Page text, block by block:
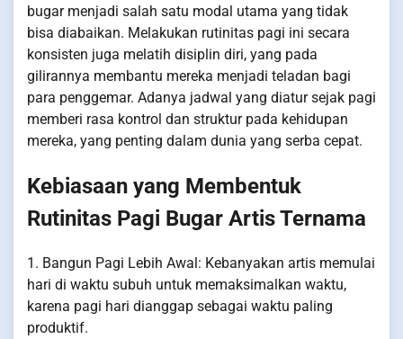
bugar menjadi salah satu modal utama yang tidak
bisa diabaikan. Melakukan rutinitas pagi ini secara
konsisten juga melatih disiplin diri, yang pada
gilirannya membantu mereka menjadi teladan bagi
para penggemar. Adanya jadwal yang diatur sejak pagi
memberi rasa kontrol dan struktur pada kehidupan
mereka, yang penting dalam dunia yang serba cepat.
Kebiasaan yang Membentuk
Rutinitas Pagi Bugar Artis Ternama
1. Bangun Pagi Lebih Awal: Kebanyakan artis memulai
hari di waktu subuh untuk memaksimalkan waktu,
karena pagi hari dianggap sebagai waktu paling
produktif.